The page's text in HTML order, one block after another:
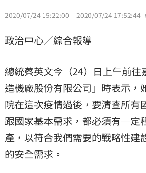
2020/07/24 15:22:00 2020/07/24 17:52:44
政治中心／綜合報導
總統蔡英文今（24）日上午前往
造機廠股份有限公司」時表示，
院在這次疫情過後，要清查所有
跟國家基本需求，都必須有一定
產，以符合我們需要的戰略性建
的安全需求。